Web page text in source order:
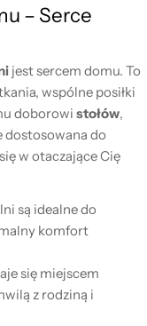
– Serce
jest sercem domu. To
wspólne posiłki
doborowi stołów,
dostosowana do
w otaczające Cię
są idealne do
komfort
się miejscem
z rodziną i